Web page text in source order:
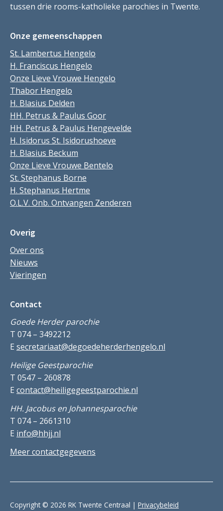
tussen drie rooms-katholieke parochies in Twente.
Onze gemeenschappen
St. Lambertus Hengelo
H. Franciscus Hengelo
Onze Lieve Vrouwe Hengelo
Thabor Hengelo
H. Blasius Delden
HH. Petrus & Paulus Goor
HH. Petrus & Paulus Hengevelde
H. Isidorus St. Isidorushoeve
H. Blasius Beckum
Onze Lieve Vrouwe Bentelo
St. Stephanus Borne
H. Stephanus Hertme
O.L.V. Onb. Ontvangen Zenderen
Overig
Over ons
Nieuws
Vieringen
Contact
Goede Herder parochie
T 074 – 3492212
E secretariaat@degoedeherderhengelo.nl
Heilige Geestparochie
T 0547 – 260878
E contact@heiligegeestparochie.nl
HH. Jacobus en Johannesparochie
T 074 – 2661310
E info@hhjj.nl
Meer contactgegevens
Copyright © 2026 RK Twente Centraal | Privacybeleid